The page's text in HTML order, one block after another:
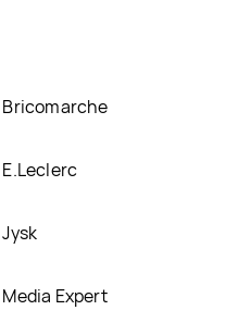
Bricomarche
E.Leclerc
Jysk
Media Expert